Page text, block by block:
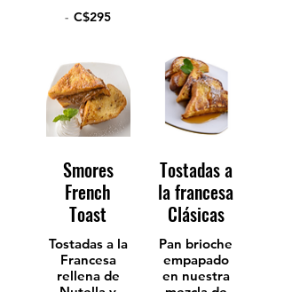
- C$295
Smores
French
Toast
Tostadas a la
Francesa
rellena de
Tostadas a
la francesa
Clásicas
Pan brioche
empapado
en nuestra